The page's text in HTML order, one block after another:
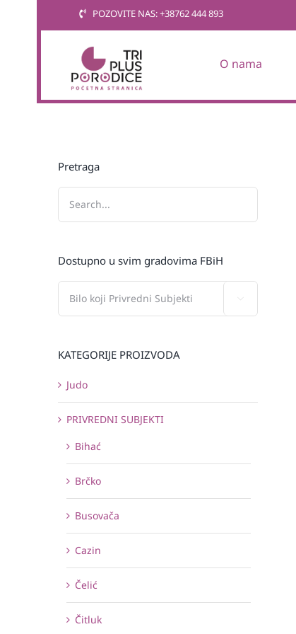
POZOVITE NAS: +38762 444 893
O nama
Pretraga
Dostupno u svim gradovima FBiH
KATEGORIJE PROIZVODA
Judo
PRIVREDNI SUBJEKTI
Bihać
Brčko
Busovača
Cazin
Čelić
Čitluk